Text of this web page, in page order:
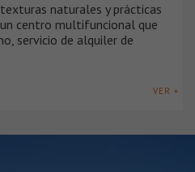
naturales y prácticas
centro multifuncional que
servicio de alquiler de
VER +